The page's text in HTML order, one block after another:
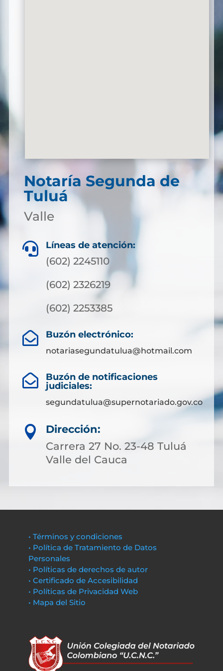
Notaría Segunda de
Tuluá
Valle
 Líneas de atención:
(602) 2245110
(602) 2326219
(602) 2253385
 Buzón electrónico:
notariasegundatulua@hotmail.com

Buzón de notificaciones
judiciales:
segundatulua@supernotariado.gov.co

Dirección:
Carrera 27 No. 23-48 Tuluá
Valle del Cauca
• Términos y condiciones
• Política de Tratamiento de Datos
Personales
• Políticas de derechos de autor
• Certificado de Accesibilidad
• Políticas de Privacidad Web
• Mapa del Sitio